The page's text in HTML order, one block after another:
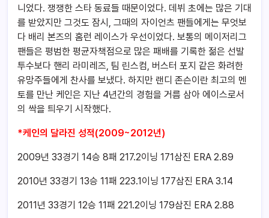
니었다. 쟁쟁한 스타 동료들 때문이었다. 데뷔 초에는 많은 기대
를 받았지만 그것도 잠시, 그때의 자이언츠 팬들에게는 무엇보
다 배리 본즈의 홈런 레이스가 우선이었다. 보통의 메이저리그
팬들은 평범한 평균자책점으로 많은 패배를 기록한 젊은 선발
투수보다 핸리 라미레즈, 팀 린스컴, 버스터 포지 같은 화려한
유망주들에게 찬사를 보냈다. 하지만 랜디 존슨이란 최고의 멘
토를 만난 케인은 지난 4년간의 경험을 거름 삼아 에이스로서
의 싹을 틔우기 시작했다.
*케인의 달라진 성적(2009~2012년)
2009년 33경기 14승 8패 217.2이닝 171삼진 ERA 2.89
2010년 33경기 13승 11패 223.1이닝 177삼진 ERA 3.14
2011년 33경기 12승 11패 221.2이닝 179삼진 ERA 2.88